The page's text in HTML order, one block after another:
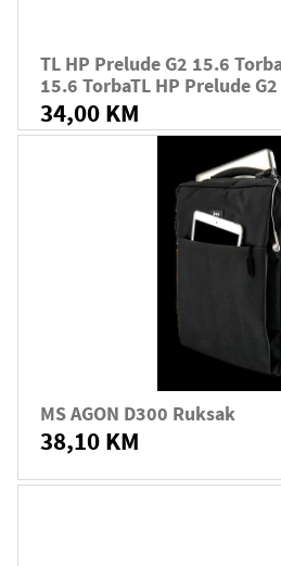
TL HP Prelude G2 15.6
15.6 TorbaTL HP Prelude
34,00 KM
MS AGON D300 Ruksak
38,10 KM